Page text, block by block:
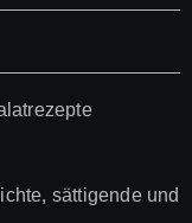
sättigende und